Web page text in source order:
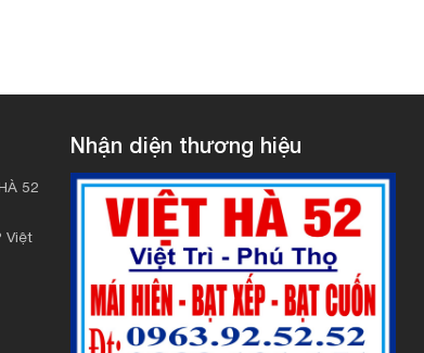
52
Việt
Nhận diện thương hiệu